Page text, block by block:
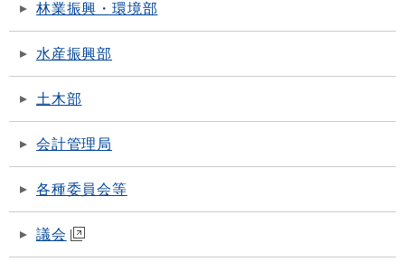
林業振興・環境部
水産振興部
土木部
会計管理局
各種委員会等
議会